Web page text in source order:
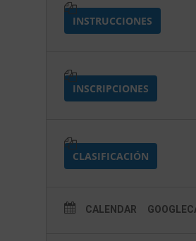
INSTRUCCIONES
INSCRIPCIONES
CLASIFICACIÓN
CALENDAR